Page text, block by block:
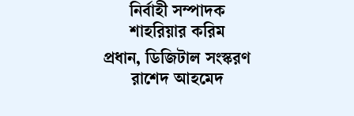
নির্বাহী সম্পাদক
শাহরিয়ার করিম
প্রধান, ডিজিটাল সংস্করণ
রাশেদ আহমেদ